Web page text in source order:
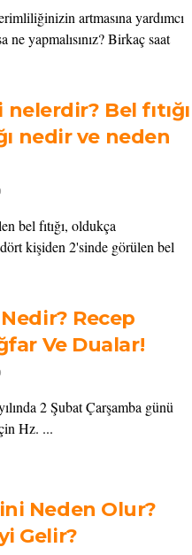
artmasına yardımcı
yapmalısınız? Birkaç saat
Bel fıtığı
nedir ve neden
bel fıtığı, oldukça
kişiden 2'sinde görülen bel
Recep
Ve Dualar!
2 Şubat Çarşamba günü
Hz. ...
Neden Olur?
Gelir?